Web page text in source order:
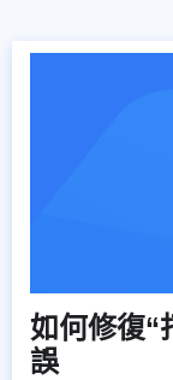
如何修復“
誤